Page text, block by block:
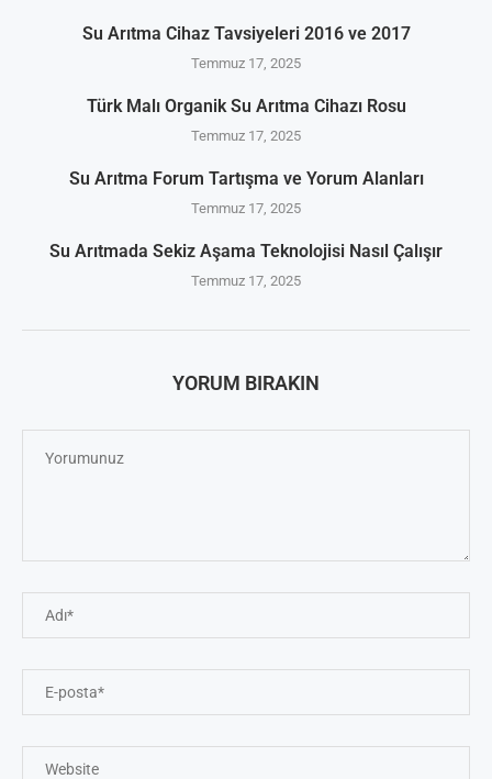
Su Arıtma Cihaz Tavsiyeleri 2016 ve 2017
Temmuz 17, 2025
Türk Malı Organik Su Arıtma Cihazı Rosu
Temmuz 17, 2025
Su Arıtma Forum Tartışma ve Yorum Alanları
Temmuz 17, 2025
Su Arıtmada Sekiz Aşama Teknolojisi Nasıl Çalışır
Temmuz 17, 2025
YORUM BIRAKIN